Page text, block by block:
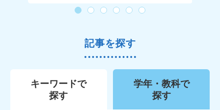
記事を探す
キーワードで
探す
学年・教科で
探す